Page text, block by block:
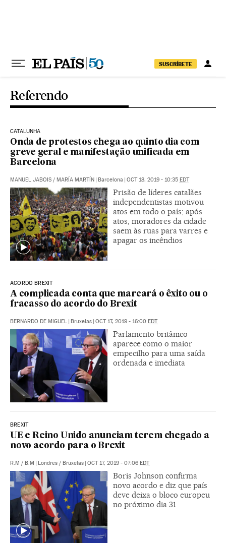
SUSCRÍBETE
Referendo
CATALUNHA
Onda de protestos chega ao quinto dia com
greve geral e manifestação unificada em
Barcelona
MANUEL JABOIS / MARÍA MARTÍN | Barcelona | OCT 18, 2019 - 10:35 EDT
Prisão de líderes catalães
independentistas motivou
atos em todo o país; após
atos, moradores da cidade
saem às ruas para varres e
apagar os incêndios
ACORDO BREXIT
A complicada conta que marcará o êxito ou o
fracasso do acordo do Brexit
BERNARDO DE MIGUEL | Bruxelas | OCT 17, 2019 - 16:00 EDT
Parlamento britânico
aparece como o maior
empecilho para uma saída
ordenada e imediata
BREXIT
UE e Reino Unido anunciam terem chegado a
novo acordo para o Brexit
R.M / B.M | Londres / Bruxelas | OCT 17, 2019 - 07:06 EDT
Boris Johnson confirma
novo acordo e diz que país
deve deixa o bloco europeu
no próximo dia 31